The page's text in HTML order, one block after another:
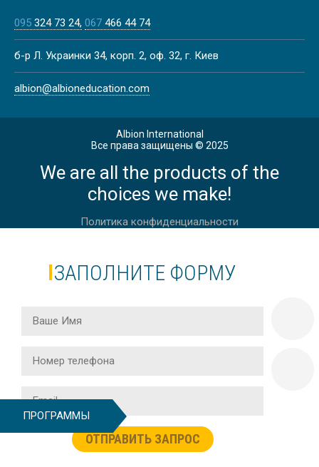
КУРСЫ НЕМЕЦКОГО ЯЗЫКА В
АВСТРИИ, ВЕНА |
АНГЛИЙСКИЙ ДЛЯ ВЗРОСЛЫХ 30 +
В АНГЛИИ, ЛОНДОН
АНГЛИЙСКИЙ ДЛЯ ВЗРОСЛЫХ 50+
АНГЛИЙСКИЙ ДЛЯ ВЗРОСЛЫХ 40+
В АНГЛИИ, ЧЕЛТНЕМ
ПРОГРАММЫ
095 324 73 24 067 466 44 74
б-р Л. Украинки 34, корп. 2, оф. 32, г. Киев
albion@albioneducation.com
Albion International
Все права защищены © 2025
We are all the products of the
choices we make!
Политика конфиденциальности
ЗАПОЛНИТЕ ФОРМУ